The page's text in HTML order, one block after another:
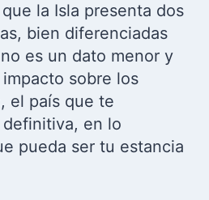
la Isla presenta dos
bien diferenciadas
es un dato menor y
sobre los
el país que te
en lo
pueda ser tu estancia